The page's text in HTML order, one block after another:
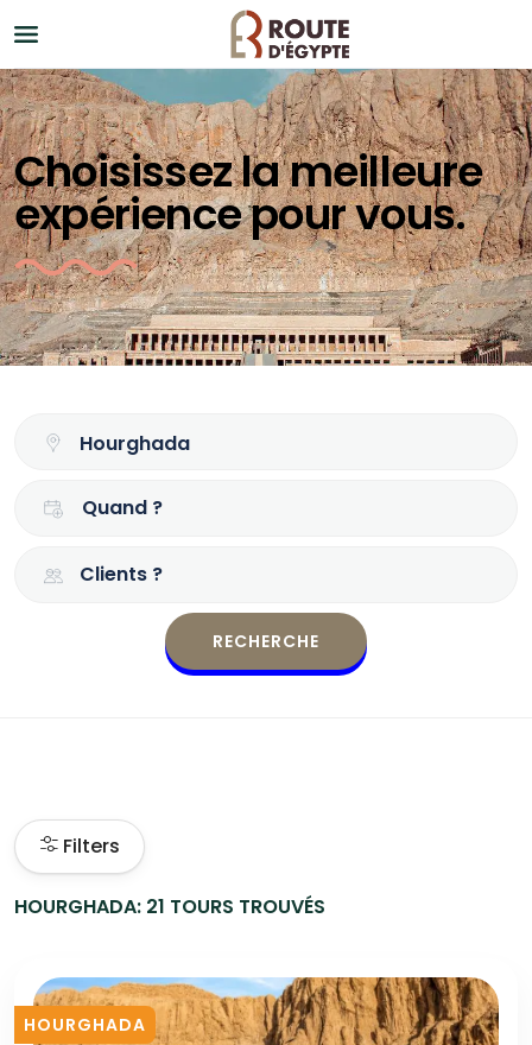
Choisissez la meilleure
expérience pour vous.
Quand ?
Clients ?
RECHERCHE
Filters
HOURGHADA: 21 TOURS TROUVÉS
HOURGHADA